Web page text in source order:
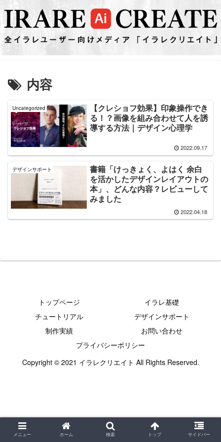
内容
Uncategorized
【クレショフ効果】印象操作でき
る！？画像を組み合わせて人を誘
導する方法｜デザイン心理学
2022.09.17
デザインサポート
書籍「けっきょく、よはく 余白
を活かしたデザインレイアウトの
本」、どんな内容？レビューして
みました
2022.04.18
トップページ
イラレ基礎
チュートリアル
デザインサポート
制作実績
お問い合わせ
プライバシーポリシー
Copyright © 2021 イラレクリエイト All Rights Reserved.
メニュー ホーム 検索 トップ サイドバー